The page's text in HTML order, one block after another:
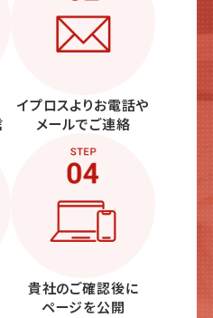
イプロスよりお電話や
メールでご連絡
貴社のご確認後に
ページを公開